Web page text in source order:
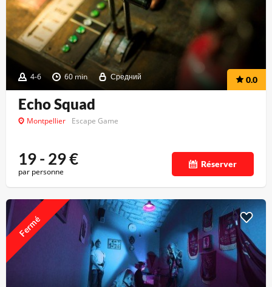
4-6 60 min Средний 0.0
Echo Squad
Montpellier Escape Game
19 - 29€
par personne
Réserver
Fermé